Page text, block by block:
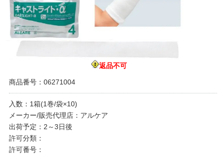
返品不可
商品番号：06271004
入数：1箱(1巻/袋×10)
メーカー/販売代理店：アルケア
出荷予定：2～3日後
許可分類：
許可番号：